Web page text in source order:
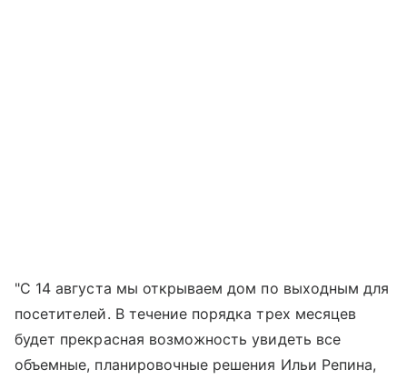
"С 14 августа мы открываем дом по выходным для
посетителей. В течение порядка трех месяцев
будет прекрасная возможность увидеть все
объемные, планировочные решения Ильи Репина,